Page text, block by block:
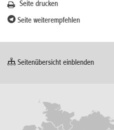
Seite drucken
Seite weiterempfehlen
Seitenübersicht einblenden